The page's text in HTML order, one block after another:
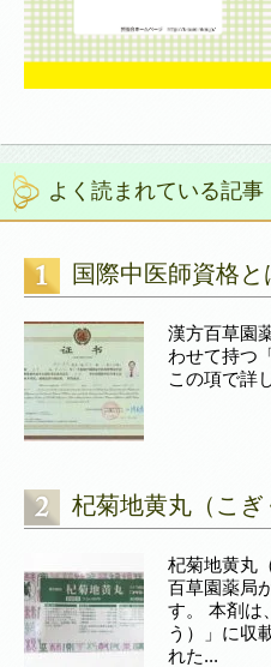
よく読まれている記事
国際中医師資格と
漢方百草園
わせて持つ
この項で詳
杞菊地黄丸（こぎ
杞菊地黄丸
百草園薬局
す。 本剤は
う）」に収
れた...